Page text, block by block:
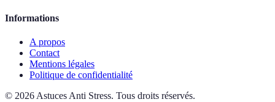
Informations
A propos
Contact
Mentions légales
Politique de confidentialité
© 2026 Astuces Anti Stress. Tous droits réservés.